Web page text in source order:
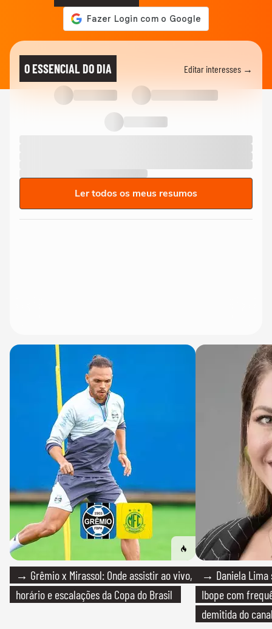
O ESSENCIAL DO DIA Editar interesses →
Ler todos os meus resumos
→ Grêmio x Mirassol: Onde assistir ao vivo,
horário e escalações da Copa do Brasil
→ Daniela Lima
Ibope com
demitida do